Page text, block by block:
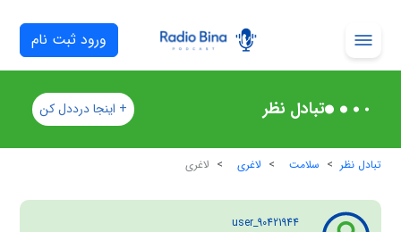
ورود ثبت نام
تبادل نظر + اینجا درددل کن
تبادل نظر سلامت لاغری لاغری
user_90421944